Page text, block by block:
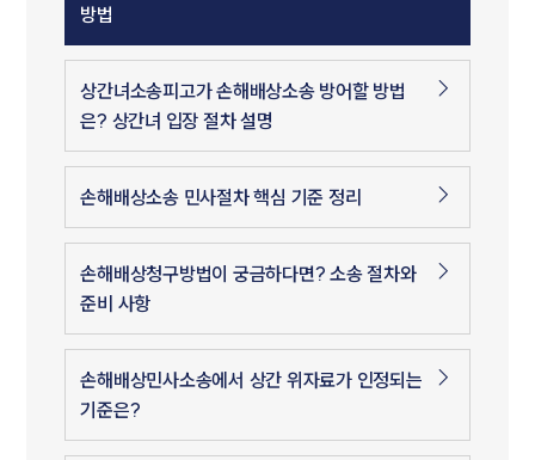
방법
상간녀소송피고가 손해배상소송 방어할 방법
은? 상간녀 입장 절차 설명
손해배상소송 민사절차 핵심 기준 정리
손해배상청구방법이 궁금하다면? 소송 절차와
준비 사항
손해배상민사소송에서 상간 위자료가 인정되는
기준은?